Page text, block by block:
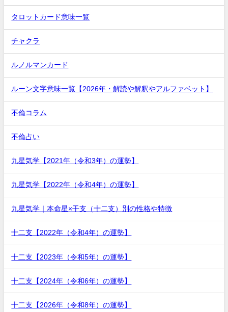
タロットカード意味一覧
チャクラ
ルノルマンカード
ルーン文字意味一覧【2026年・解読や解釈やアルファベット】
不倫コラム
不倫占い
九星気学【2021年（令和3年）の運勢】
九星気学【2022年（令和4年）の運勢】
九星気学｜本命星×干支（十二支）別の性格や特徴
十二支【2022年（令和4年）の運勢】
十二支【2023年（令和5年）の運勢】
十二支【2024年（令和6年）の運勢】
十二支【2026年（令和8年）の運勢】